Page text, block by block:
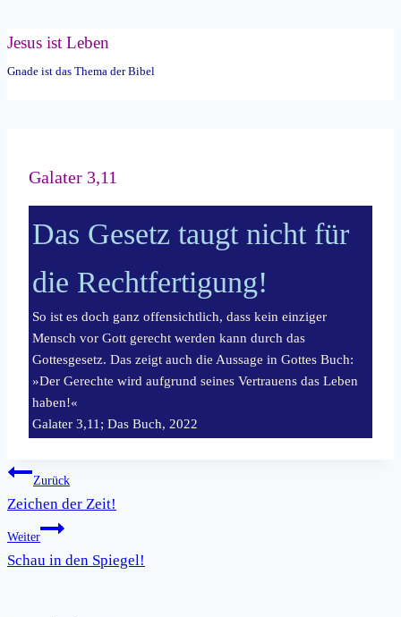
Zum
Inhalt
Jesus ist Leben
Gnade ist das Thema der Bibel
Galater 3,11
Das Gesetz taugt nicht für
die Rechtfertigung!
So ist es doch ganz offensichtlich, dass kein einziger
Mensch vor Gott gerecht werden kann durch das
Gottesgesetz. Das zeigt auch die Aussage in Gottes Buch:
»Der Gerechte wird aufgrund seines Vertrauens das Leben
haben!«
Galater 3,11; Das Buch, 2022
Beitragsnavigation
Zurück
Zeichen der Zeit!
Weiter
Schau in den Spiegel!